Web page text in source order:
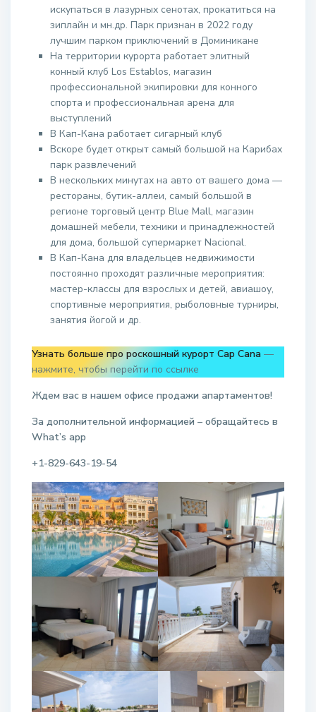
искупаться в лазурных сенотах, прокатиться на
зиплайн и мн.др. Парк признан в 2022 году
лучшим парком приключений в Доминикане
На территории курорта работает элитный
конный клуб Los Establos, магазин
профессиональной экипировки для конного
спорта и профессиональная арена для
выступлений
В Кап-Кана работает сигарный клуб
Вскоре будет открыт самый большой на Карибах
парк развлечений
В нескольких минутах на авто от вашего дома —
рестораны, бутик-аллеи, самый большой в
регионе торговый центр Blue Mall, магазин
домашней мебели, техники и принадлежностей
для дома, большой супермаркет Nacional.
В Кап-Кана для владельцев недвижимости
постоянно проходят различные мероприятия:
мастер-классы для взрослых и детей, авиашоу,
спортивные мероприятия, рыболовные турниры,
занятия йогой и др.
Узнать больше про роскошный курорт Cap Cana —
нажмите, чтобы перейти по ссылке
Ждем вас в нашем офисе продажи апартаментов!
За дополнительной информацией – обращайтесь в
What’s app
+1-829-643-19-54